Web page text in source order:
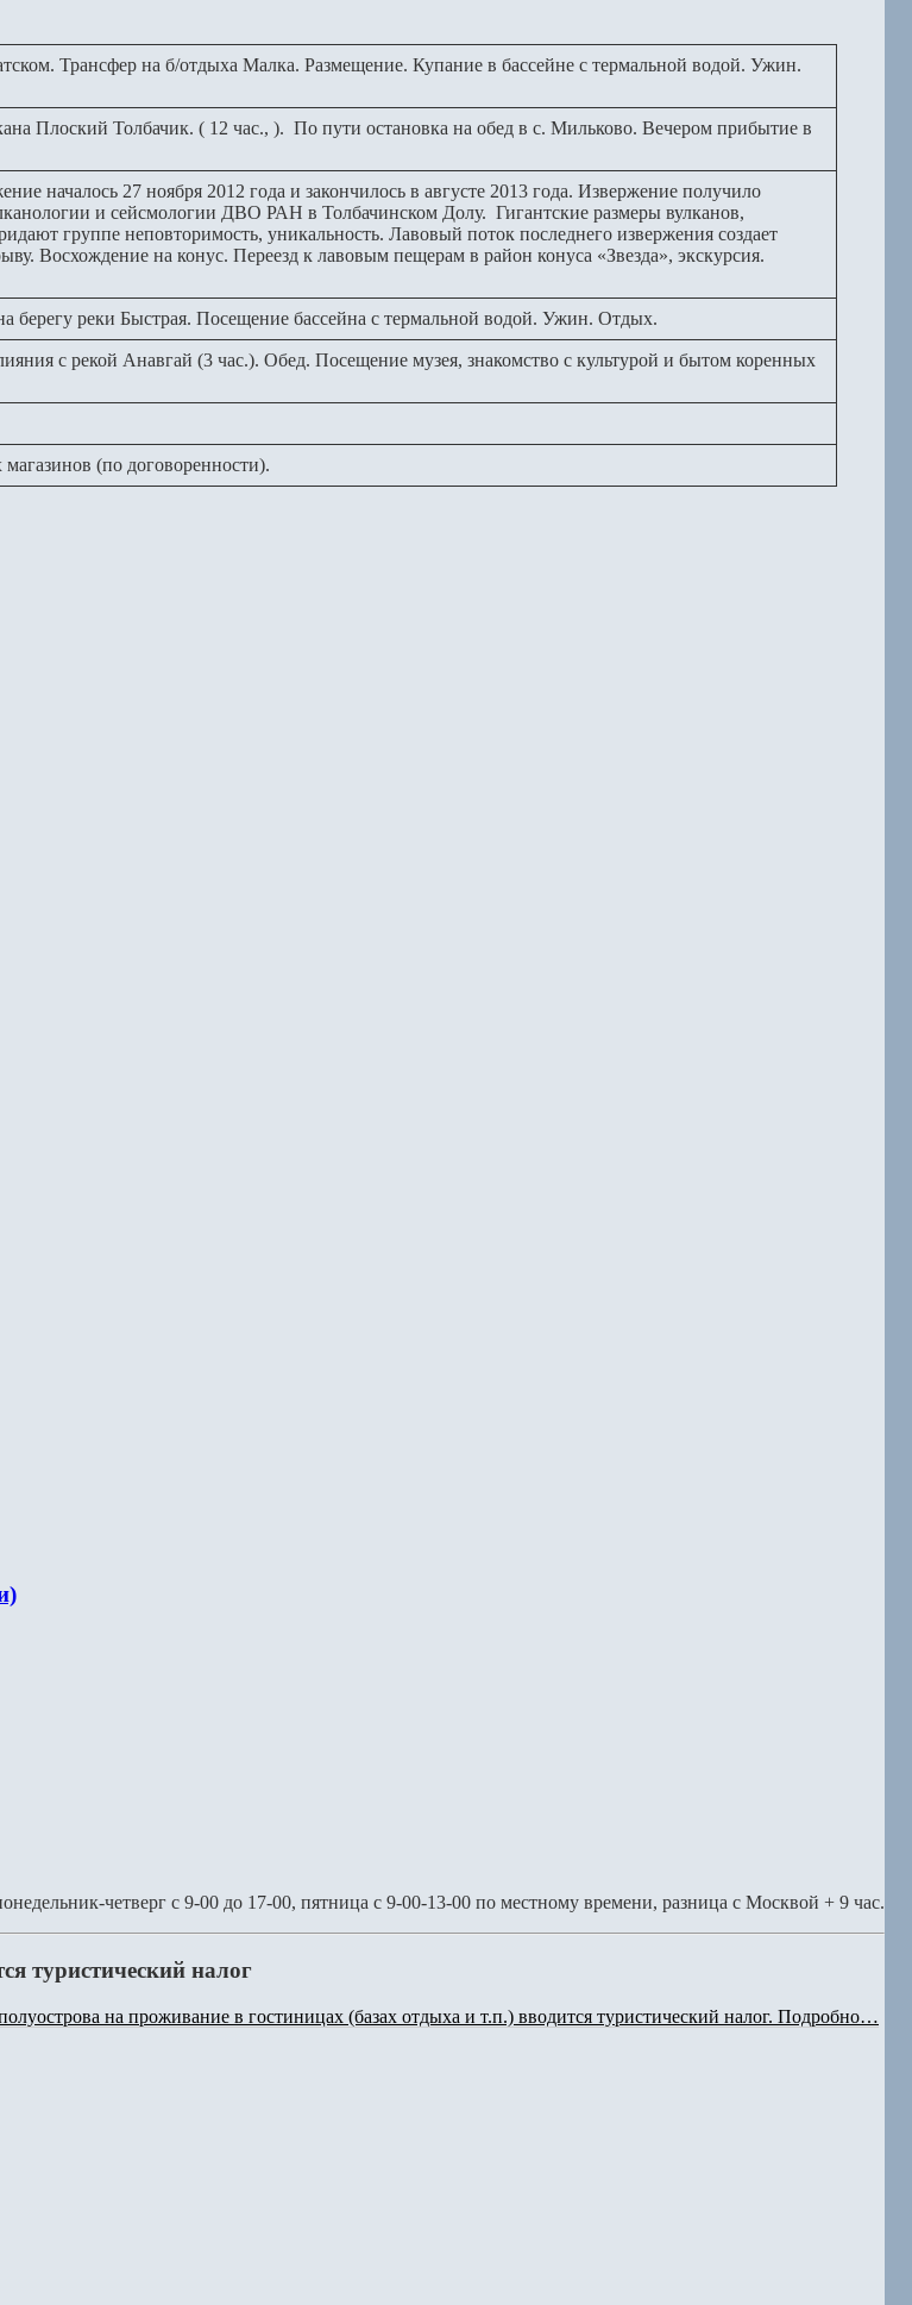
Трансфер на б/отдыха Малка. Размещение. Купание в бассейне с термальной водой. Ужин.
Плоский Толбачик. ( 12 час., ). По пути остановка на обед в с. Мильково. Вечером прибытие в
началось 27 ноября 2012 года и закончилось в августе 2013 года. Извержение получило
и сейсмологии ДВО РАН в Толбачинском Долу. Гигантские размеры вулканов,
группе неповторимость, уникальность. Лавовый поток последнего извержения создает
Восхождение на конус. Переезд к лавовым пещерам в район конуса «Звезда», экскурсия.
берегу реки Быстрая. Посещение бассейна с термальной водой. Ужин. Отдых.
с рекой Анавгай (3 час.). Обед. Посещение музея, знакомство с культурой и бытом коренных
(по договоренности).
четверг с 9-00 до 17-00, пятница с 9-00-13-00 по местному времени, разница с Москвой + 9 час.
туристический налог
на проживание в гостиницах (базах отдыха и т.п.) вводится туристический налог. Подробно…